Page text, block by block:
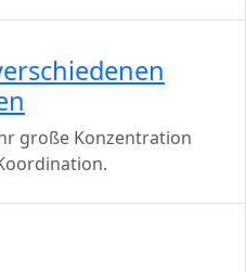
große Konzentration